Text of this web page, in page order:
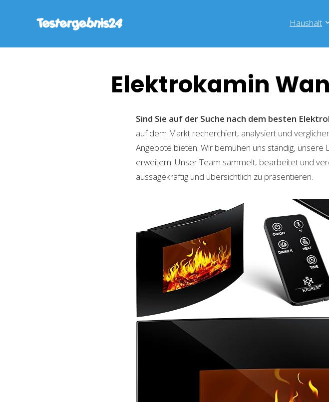
Haushalt
Elektrokamin
Sind Sie auf der Suche nach dem besten
auf dem Markt recherchiert, analysiert und
Angebote bieten. Wir bemühen uns ständig,
erweitern. Unser Team sammelt, bearbeitet und
aussagekräftig und übersichtlich zu präsentieren.